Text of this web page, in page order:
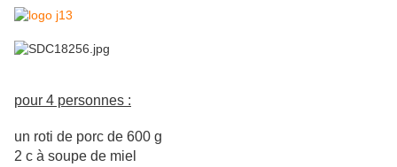
pour 4 personnes :
un roti de porc de 600 g
2 c à soupe de miel